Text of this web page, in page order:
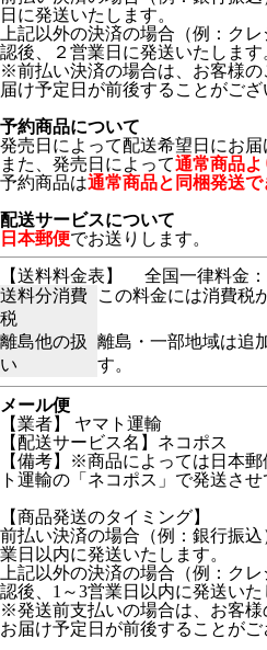
日に発送いたします。
上記以外の決済の場合（例：
認後、２営業日に発送いたします
※前払い決済の場合は、お客様
届け予定日が前後することがござ
予約商品について
発売日によって配送希望日にお届
また、発売日によって通常商品よ
予約商品は通常商品と同梱発送で
配送サービスについて
日本郵便でお送りします。
【送料料金表】
全国一律料金：
送料分消費
税
この料金には消費税
離島他の扱
い
離島・一部地域は追
す。
メール便
【業者】 ヤマト運輸
【配送サービス名】ネコポス
【備考】※商品によっては日本
ト運輸の「ネコポス」で発送させ
【商品発送のタイミング】
前払い決済の場合（例：銀行振
業日以内に発送いたします。
上記以外の決済の場合（例：
認後、1～3営業日以内に発送いた
※発送前支払いの場合は、お客様
お届け予定日が前後することがご